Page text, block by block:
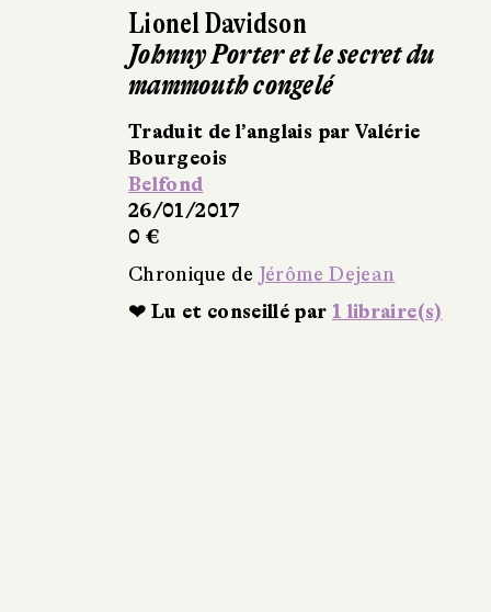
Lionel Davidson
Johnny Porter et le secret du
mammouth congelé
Traduit de l’anglais par Valérie
Bourgeois
Belfond
26/01/2017
0 €
Chronique de Jérôme Dejean
❤ Lu et conseillé par 1 libraire(s)